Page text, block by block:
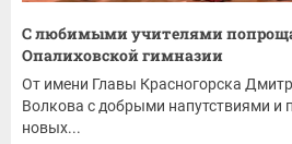
С любимыми учителями
Опалиховской гимназии
От имени Главы Красногорска
Волкова с добрыми напутствиями и
новых...